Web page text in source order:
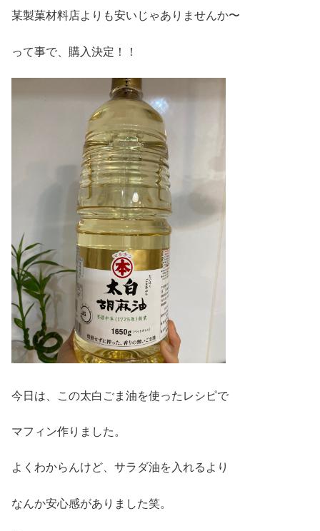
某製菓材料店よりも安いじゃありませんか〜
って事で、購入決定！！
今日は、この太白ごま油を使ったレシピで
マフィン作りました。
よくわからんけど、サラダ油を入れるより
なんか安心感がありました笑。